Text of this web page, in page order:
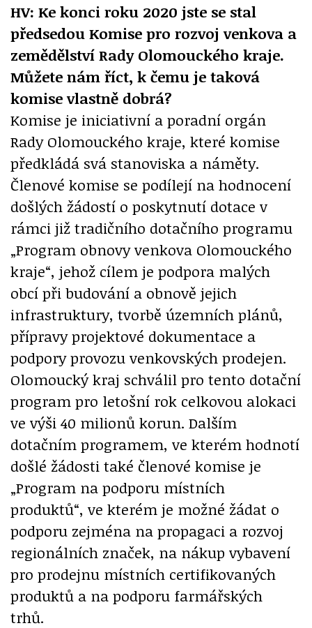
HV: Ke konci roku 2020 jste se stal
předsedou Komise pro rozvoj venkova a
zemědělství Rady Olomouckého kraje.
Můžete nám říct, k čemu je taková
komise vlastně dobrá?
Komise je iniciativní a poradní orgán
Rady Olomouckého kraje, které komise
předkládá svá stanoviska a náměty.
Členové komise se podílejí na hodnocení
došlých žádostí o poskytnutí dotace v
rámci již tradičního dotačního programu
„Program obnovy venkova Olomouckého
kraje“, jehož cílem je podpora malých
obcí při budování a obnově jejich
infrastruktury, tvorbě územních plánů,
přípravy projektové dokumentace a
podpory provozu venkovských prodejen.
Olomoucký kraj schválil pro tento dotační
program pro letošní rok celkovou alokaci
ve výši 40 milionů korun. Dalším
dotačním programem, ve kterém hodnotí
došlé žádosti také členové komise je
„Program na podporu místních
produktů“, ve kterém je možné žádat o
podporu zejména na propagaci a rozvoj
regionálních značek, na nákup vybavení
pro prodejnu místních certifikovaných
produktů a na podporu farmářských
trhů.